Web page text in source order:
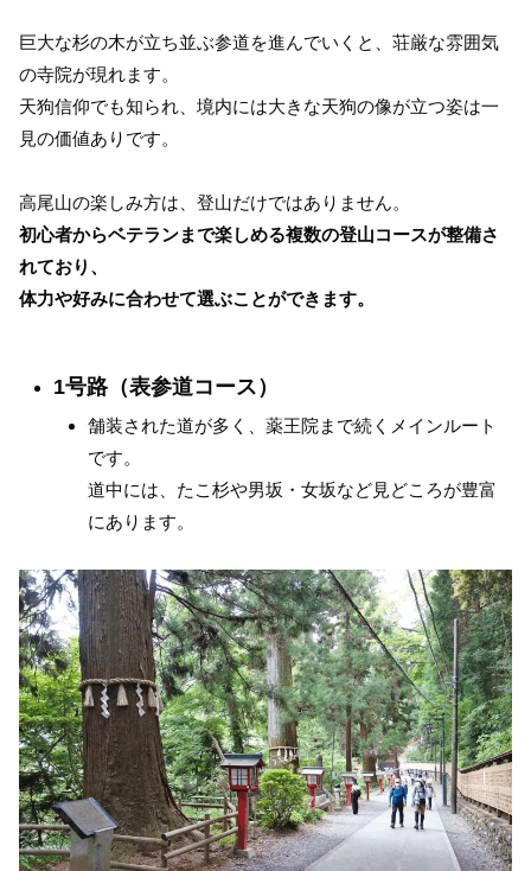
巨大な杉の木が立ち並ぶ参道を進んでいくと、荘厳な雰囲気
の寺院が現れます。
天狗信仰でも知られ、境内には大きな天狗の像が立つ姿は一
見の価値ありです。
高尾山の楽しみ方は、登山だけではありません。
初心者からベテランまで楽しめる複数の登山コースが整備さ
れており、
体力や好みに合わせて選ぶことができます。
1号路（表参道コース）
舗装された道が多く、薬王院まで続くメインルート
です。
道中には、たこ杉や男坂・女坂など見どころが豊富
にあります。